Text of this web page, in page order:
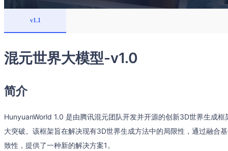
增强了模型的实用性和灵活性。 增强交互性：采用解耦式的物体表示方法，实现
构建。这种架构不仅能够从文本描述或图片输入中生成高质量的3D全景图，还能够处理复杂
的应用场景广泛，涵盖了虚拟现实（VR）、物理仿真、游戏开发以及交互式内
界。
v1.1
混元世界大模型-v1.0
简介
HunyuanWorld 1.0 是由腾讯混元团队开发并开源的创新3D世界生成
大突破。该框架旨在解决现有3D世界生成方法中的局限性，通过融合
致性，提供了一种新的解决方案1。